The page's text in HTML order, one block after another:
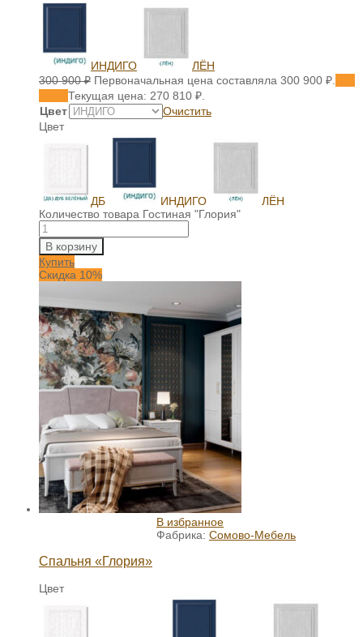
ИНДИГО
ЛЁН
300 900₽ Первоначальная цена составляла 300 900 ₽.
Текущая цена: 270 810 ₽.
Цвет
Очистить
Цвет
ДБ ИНДИГО
ЛЁН
Количество товара Гостиная "Глория"
В корзину
Купить
Скидка 10%
В избранное
Фабрика: Сомово-Мебель
Спальня «Глория»
Цвет